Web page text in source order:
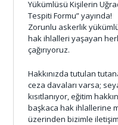
Yükümlüsü Kişilerin
Tespiti Formu” yayında!
Zorunlu askerlik
hak ihlalleri yaşayan
çağırıyoruz.
Hakkınızda tutulan
ceza davaları varsa;
kısıtlanıyor, eğitim
başkaca hak ihlallerine
üzerinden bizimle